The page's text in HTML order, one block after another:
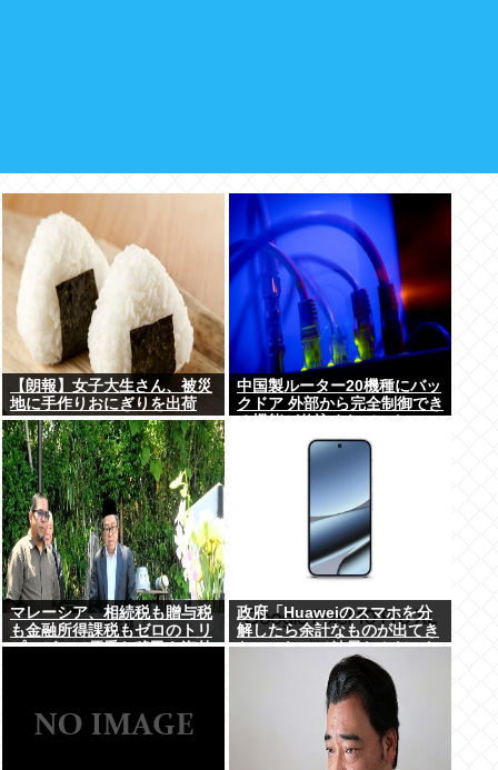
【朗報】女子大生さん、被災
地に手作りおにぎりを出荷
中国製ルーター20機種にバッ
クドア 外部から完全制御でき
マレーシア、相続税も贈与税
も金融所得課税もゼロのトリ
プルゼロで優秀な移民を海外
政府「Huaweiのスマホを分
解したら余計なものが出てき
た」これって結局なんだった